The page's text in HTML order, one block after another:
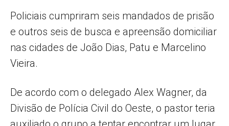
Policiais cumpriram seis mandados de prisão
e outros seis de busca e apreensão domiciliar
nas cidades de João Dias, Patu e Marcelino
Vieira.
De acordo com o delegado Alex Wagner, da
Divisão de Polícia Civil do Oeste, o pastor teria